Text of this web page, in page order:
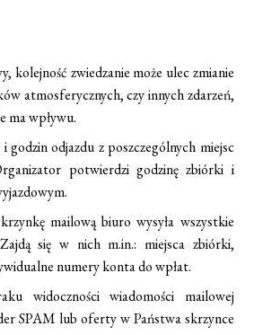
kolejność zwiedzanie może ulec zmianie
atmosferycznych, czy innych zdarzeń,
ma wpływu.
godzin odjazdu z poszczególnych miejsc
potwierdzi godzinę zbiórki i
mailową biuro wysyła wszystkie
Zajdą się w nich m.in.: miejsca zbiórki,
numery konta do wpłat.
widoczności wiadomości mailowej
SPAM lub oferty w Państwa skrzynce